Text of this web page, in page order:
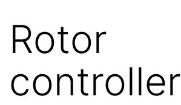
Rotor
controller